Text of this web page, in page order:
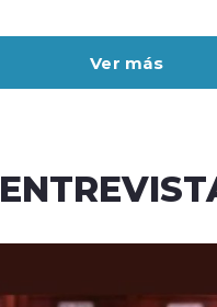
Ver más